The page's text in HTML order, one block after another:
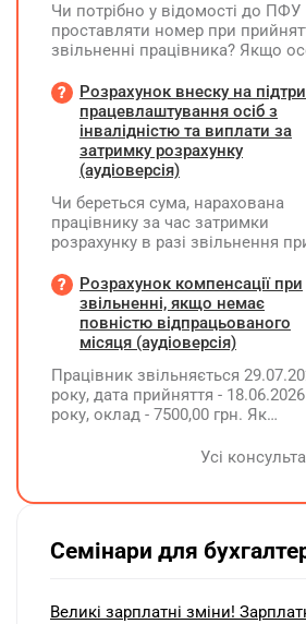
Чи потрібно у відомості до ПФУ
проставляти номер при
звільненні працівника? Якщо
місцем роботи та за
чи рахується це як два
Розрахунок внеску на
працевлаштування осіб з
інвалідністю та виплати за
затримку розрахунку
(аудіоверсія)
Чи береться сума, нарахована
працівнику за час затримки
розрахунку в разі звільнення
заробітної плати (винагороди),
розрахунку внеску на підтримку
працевлаштування осіб з
інвалідністю?
Розрахунок компенсації при
звільненні, якщо немає
повністю відпрацьованого
місяця (аудіоверсія)
Працівник звільняється
року, дата прийняття - 18.06.2026
року, оклад - 7500,00 грн. Як
невикористаних днів відпустки
Усі
Семінари для
Великі зарплатні зміни!